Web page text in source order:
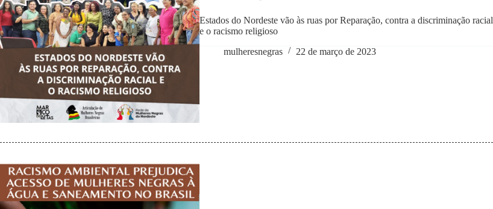
Estados do Nordeste vão às ruas por Reparação, contra a discriminação racial
e o racismo religioso
mulheresnegras
22 de março de 2023